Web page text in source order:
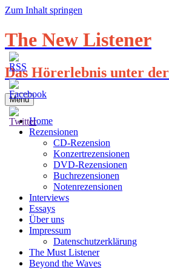
Zum Inhalt springen
The New Listener
Das Hörerlebnis unter
Menü
Home
Rezensionen
CD-Rezension
Konzertrezensionen
DVD-Rezensionen
Buchrezensionen
Notenrezensionen
Interviews
Essays
Über uns
Impressum
Datenschutzerklärung
The Must Listener
Beyond the Waves